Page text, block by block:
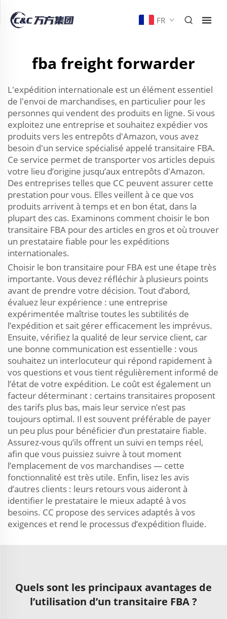
FR
fba freight forwarder
L'expédition internationale est un élément essentiel
de l'envoi de marchandises, en particulier pour les
personnes qui vendent des produits en ligne. Si vous
exploitez une entreprise et souhaitez expédier vos
produits vers les entrepôts d'Amazon, vous avez
besoin d'un service spécialisé appelé transitaire FBA.
Ce service permet de transporter vos articles depuis
votre lieu d’origine jusqu’aux entrepôts d'Amazon.
Des entreprises telles que CC peuvent assurer cette
prestation pour vous. Elles veillent à ce que vos
produits arrivent à temps et en bon état, dans la
plupart des cas. Examinons comment choisir le bon
transitaire FBA pour des articles en gros et où trouver
un prestataire fiable pour les expéditions
internationales.
Choisir le bon transitaire pour FBA est une étape très
importante. Vous devez réfléchir à plusieurs points
avant de prendre votre décision. Tout d’abord,
évaluez leur expérience : une entreprise
expérimentée maîtrise toutes les subtilités de
l’expédition et sait gérer efficacement les imprévus.
Ensuite, vérifiez la qualité de leur service client, car
une bonne communication est essentielle : vous
souhaitez un interlocuteur qui répond rapidement à
vos questions et vous tient régulièrement informé de
l’état de votre expédition. Le coût est également un
facteur déterminant : certains transitaires proposent
des tarifs plus bas, mais leur service n’est pas
toujours optimal. Il est souvent préférable de payer
un peu plus pour bénéficier d’un prestataire fiable.
Assurez-vous qu’ils offrent un suivi en temps réel,
afin que vous puissiez suivre à tout moment
l’emplacement de vos marchandises — cette
fonctionnalité est très utile. Enfin, lisez les avis
d’autres clients : leurs retours vous aideront à
identifier le prestataire le mieux adapté à vos
besoins. CC propose des services adaptés à vos
exigences et rend le processus d’expédition fluide.
Quels sont les principaux avantages de
l’utilisation d’un transitaire FBA ?